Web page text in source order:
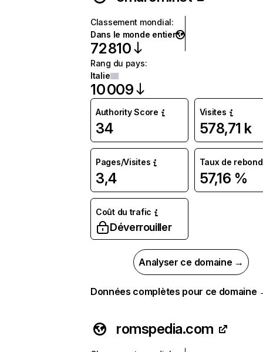
Classement mondial:
Dans le monde entier
72 810
Rang du pays:
Italie
10 009
Authority Score
34
Visites
578,71 k
Pages/Visites
3,4
Taux de rebond
57,16 %
Coût du trafic
Déverrouiller
Analyser ce domaine →
Données complètes pour ce domaine
romspedia.com